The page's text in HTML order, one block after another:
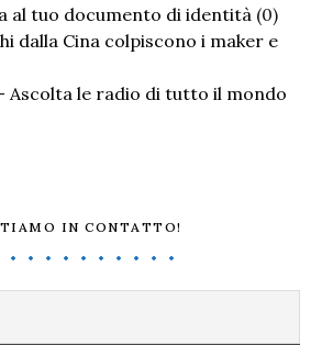
al tuo documento di identità (0)
dalla Cina colpiscono i maker e
– Ascolta le radio di tutto il mondo
IN CONTATTO!